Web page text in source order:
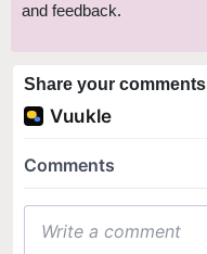
and feedback.
Share your comments